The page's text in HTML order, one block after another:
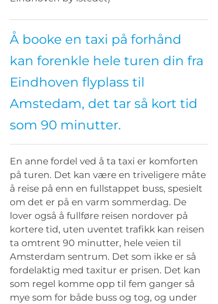
Å booke en taxi på forhånd
kan forenkle hele turen din fra
Eindhoven flyplass til
Amstedam, det tar så kort tid
som 90 minutter.
En anne fordel ved å ta taxi er komforten
på turen. Det kan være en triveligere måte
å reise på enn en fullstappet buss, spesielt
om det er på en varm sommerdag. De
lover også å fullføre reisen nordover på
kortere tid, uten uventet trafikk kan reisen
ta omtrent 90 minutter, hele veien til
Amsterdam sentrum. Det som ikke er så
fordelaktig med taxitur er prisen. Det kan
som regel komme opp til fem ganger så
mye som for både buss og tog, og under